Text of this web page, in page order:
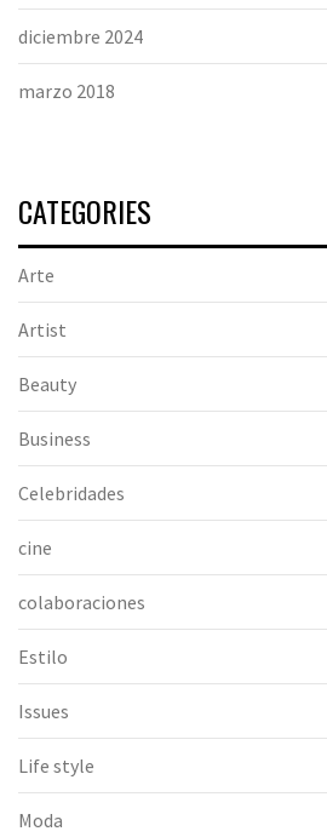
diciembre 2024
marzo 2018
CATEGORIES
Arte
Artist
Beauty
Business
Celebridades
cine
colaboraciones
Estilo
Issues
Life style
Moda